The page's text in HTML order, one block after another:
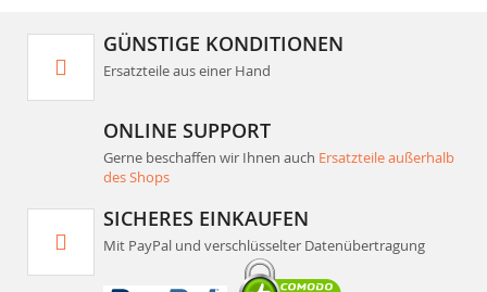
GÜNSTIGE KONDITIONEN
Ersatzteile aus einer Hand
ONLINE SUPPORT
Gerne beschaffen wir Ihnen auch Ersatzteile außerhalb
des Shops
SICHERES EINKAUFEN
Mit PayPal und verschlüsselter Datenübertragung